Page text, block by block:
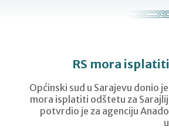
RS mora
Općinski sud u Sarajevu donio
mora isplatiti odštetu za
potvrdio je za agenciju